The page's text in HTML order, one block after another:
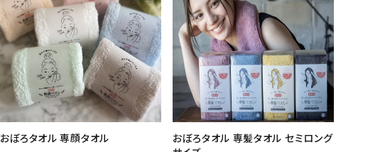
おぼろタオル 専顔タオル
おぼろタオル 専髪タオル セミロング